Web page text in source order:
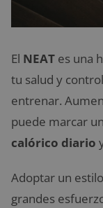
El NEAT es una
tu salud y
entrenar.
puede marcar
calórico diario
Adoptar un
grandes